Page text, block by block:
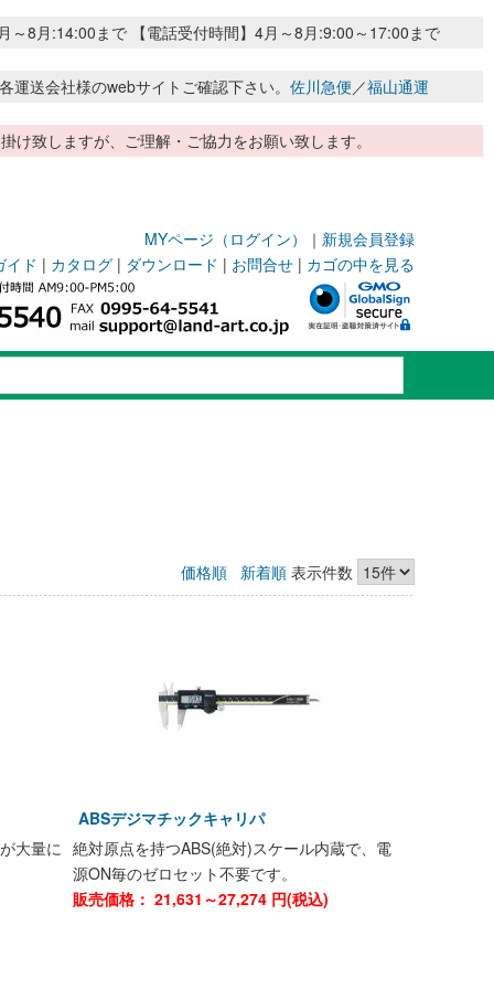
～8月:14:00まで 【電話受付時間】4月～8月:9:00～17:00まで
送会社様のwebサイトご確認下さい。 佐川急便／福山通運
致しますが、ご理解・ご協力をお願い致します。
MYページ（ログイン） ｜ 新規会員登録
イド | カタログ | ダウンロード | お問合せ | カゴの中を見る
価格順 新着順 表示件数
大量に
ABSデジマチックキャリパ
絶対原点を持つABS(絶対)スケール内蔵で、電
源ON毎のゼロセット不要です。
販売価格： 21,631～27,274 円(税込)